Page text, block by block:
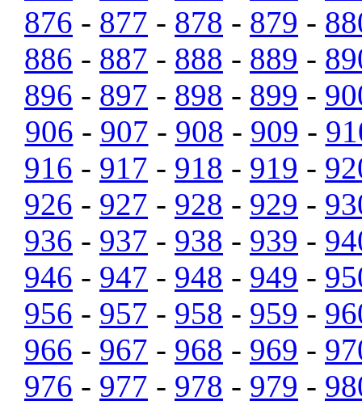
876 - 877 - 878 - 879 -
886 - 887 - 888 - 889 -
896 - 897 - 898 - 899 -
906 - 907 - 908 - 909 -
916 - 917 - 918 - 919 -
926 - 927 - 928 - 929 -
936 - 937 - 938 - 939 -
946 - 947 - 948 - 949 -
956 - 957 - 958 - 959 -
966 - 967 - 968 - 969 -
976 - 977 - 978 - 979 -